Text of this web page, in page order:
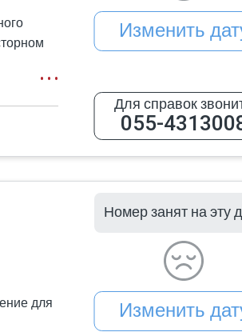
кровать
отдыха
с
Для справок
055-
Изменить
для
Номер занят на эту
Изменить